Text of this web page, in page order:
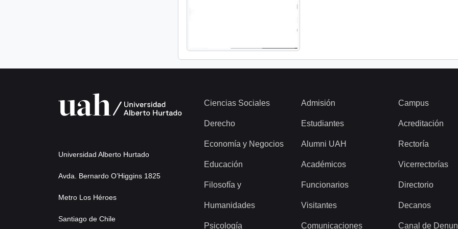
Universidad Alberto Hurtado
Avda. Bernardo O’Higgins 1825
Metro Los Héroes
Santiago de Chile
Ciencias Sociales
Derecho
Economía y Negocios
Educación
Filosofía y
Humanidades
Psicología
Admisión
Estudiantes
Alumni UAH
Académicos
Funcionarios
Visitantes
Comunicaciones
Campus
Acreditación
Rectoría
Vicerrectorías
Directorio
Decanos
Canal de